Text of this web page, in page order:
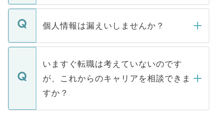
ません。
■応募殺到を避けるため 人気のある医療機
関を公にしてしまうと、応募が殺到する場
に、医療機関が求める条件に合った人材の
みを人材紹介会社に依頼するケースが増え
ています。
転職・入職を強要することは一切ありませ
ん。また、仮に応募先から内定をいただい
定を承諾する必要はありません。内定先へ
の辞退の連絡はキャリアパートナーが行い
ますので、ご安心ください。
個人情報は漏えいしませんか？
個人情報が漏えいすることはありませんの
で、ご安心ください。当サイトからの登録
などで収集したご登録者様の個人情報は、
ご本人のキャリアアップおよび転職活動の
支援を目的に使用いたします。お預かりし
ているすべての個人データはご本人の許可
いますぐ転職は考えていないのです
が、これからのキャリアを相談できま
すか？